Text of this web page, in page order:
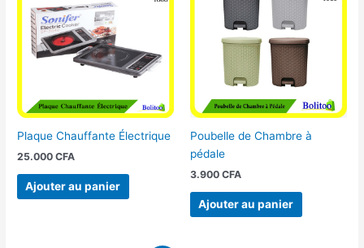
Plaque Chauffante Électrique
25.000CFA
Ajouter au panier
Poubelle de Chambre à
pédale
3.900 CFA
Ajouter au panier